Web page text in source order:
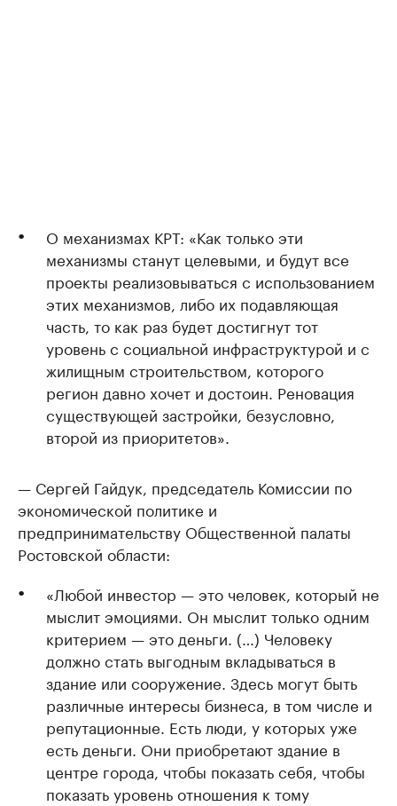
О механизмах КРТ: «Как только эти
механизмы станут целевыми, и будут все
проекты реализовываться с использованием
этих механизмов, либо их подавляющая
часть, то как раз будет достигнут тот
уровень с социальной инфраструктурой и с
жилищным строительством, которого
регион давно хочет и достоин. Реновация
существующей застройки, безусловно,
второй из приоритетов».
— Сергей Гайдук, председатель Комиссии по
экономической политике и
предпринимательству Общественной палаты
Ростовской области:
«Любой инвестор — это человек, который не
мыслит эмоциями. Он мыслит только одним
критерием — это деньги. (…) Человеку
должно стать выгодным вкладываться в
здание или сооружение. Здесь могут быть
различные интересы бизнеса, в том числе и
репутационные. Есть люди, у которых уже
есть деньги. Они приобретают здание в
центре города, чтобы показать себя, чтобы
показать уровень отношения к тому